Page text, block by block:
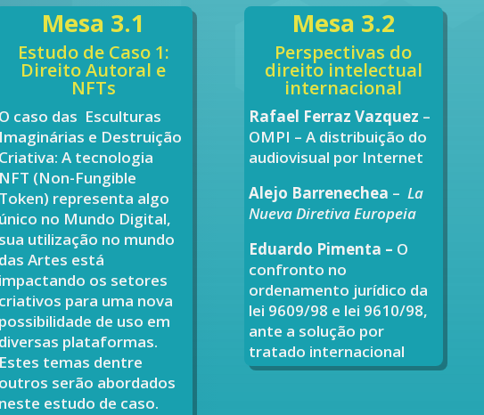
Mesa 3.1
Estudo de Caso 1:
Direito Autoral e
NFTs
O caso das Esculturas
Imaginárias e Destruição
Criativa: A tecnologia
NFT (Non-Fungible
Token) representa algo
único no Mundo Digital,
sua utilização no mundo
das Artes está
impactando os setores
criativos para uma nova
possibilidade de uso em
diversas plataformas.
Estes temas dentre
outros serão abordados
neste estudo de caso.
Mesa 3.2
Perspectivas do
direito intelectual
internacional
Rafael Ferraz Vazquez –
OMPI – A distribuição do
audiovisual por Internet
Alejo Barrenechea –La
Nueva Diretiva Europeia
Eduardo Pimenta – O
confronto no
ordenamento jurídico da
lei 9609/98 e lei 9610/98,
ante a solução por
tratado internacional